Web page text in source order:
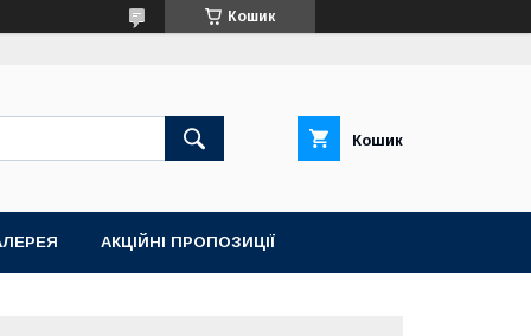
Кошик
Кошик
АКЦІЙНІ ПРОПОЗИЦІЇ